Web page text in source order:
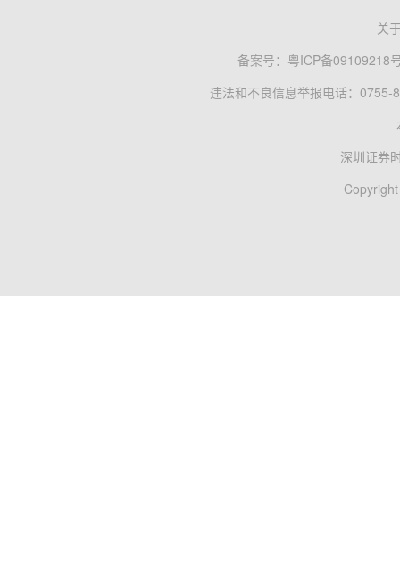
关
备案号： 粤ICP备09109218
违法和不良信息举报电话：0755-
深圳证券